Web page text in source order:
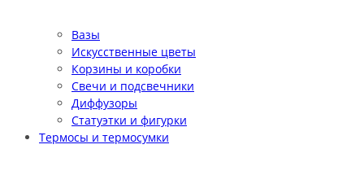
Вазы
Искусственные цветы
Корзины и коробки
Свечи и подсвечники
Диффузоры
Статуэтки и фигурки
Термосы и термосумки